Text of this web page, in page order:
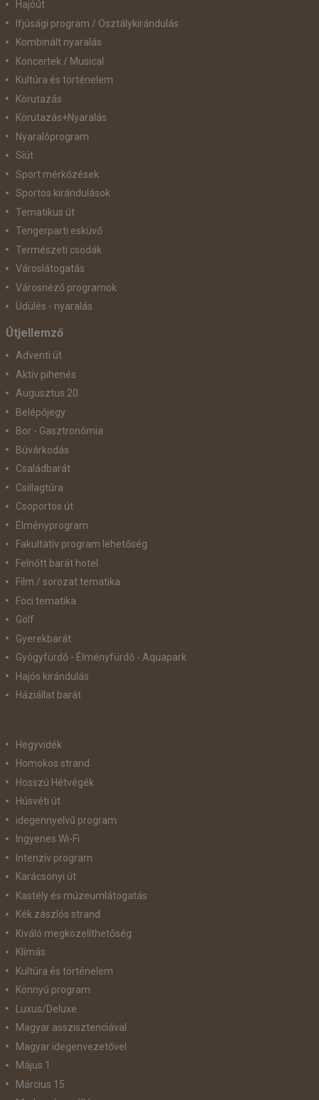
Hajóút
Ifjúsági program / Osztálykirándulás
Kombinált nyaralás
Koncertek / Musical
Kultúra és történelem
Körutazás
Körutazás+Nyaralás
Nyaralóprogram
Síút
Sport mérkőzések
Sportos kirándulások
Tematikus út
Tengerparti esküvő
Természeti csodák
Városlátogatás
Városnéző programok
Üdülés - nyaralás
Útjellemző
Adventi út
Aktív pihenés
Augusztus 20
Belépőjegy
Bor - Gasztronómia
Búvárkodás
Családbarát
Csillagtúra
Csoportos út
Élményprogram
Fakultatív program lehetőség
Felnőtt barát hotel
Film / sorozat tematika
Foci tematika
Golf
Gyerekbarát
Gyógyfürdő - Élményfürdő - Aquapark
Hajós kirándulás
Háziállat barát
Hegyvidék
Homokos strand
Hosszú Hétvégék
Húsvéti út
idegennyelvű program
Ingyenes Wi-Fi
Intenzív program
Karácsonyi út
Kastély és múzeumlátogatás
Kék zászlós strand
Kiváló megközelíthetőség
Klímás
Kultúra és történelem
Könnyű program
Luxus/Deluxe
Magyar asszisztenciával
Magyar idegenvezetővel
Május 1
Március 15